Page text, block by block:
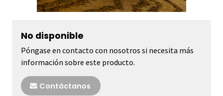
No disponible
Póngase en contacto con nosotros si necesita más
información sobre este producto.
Contáctanos